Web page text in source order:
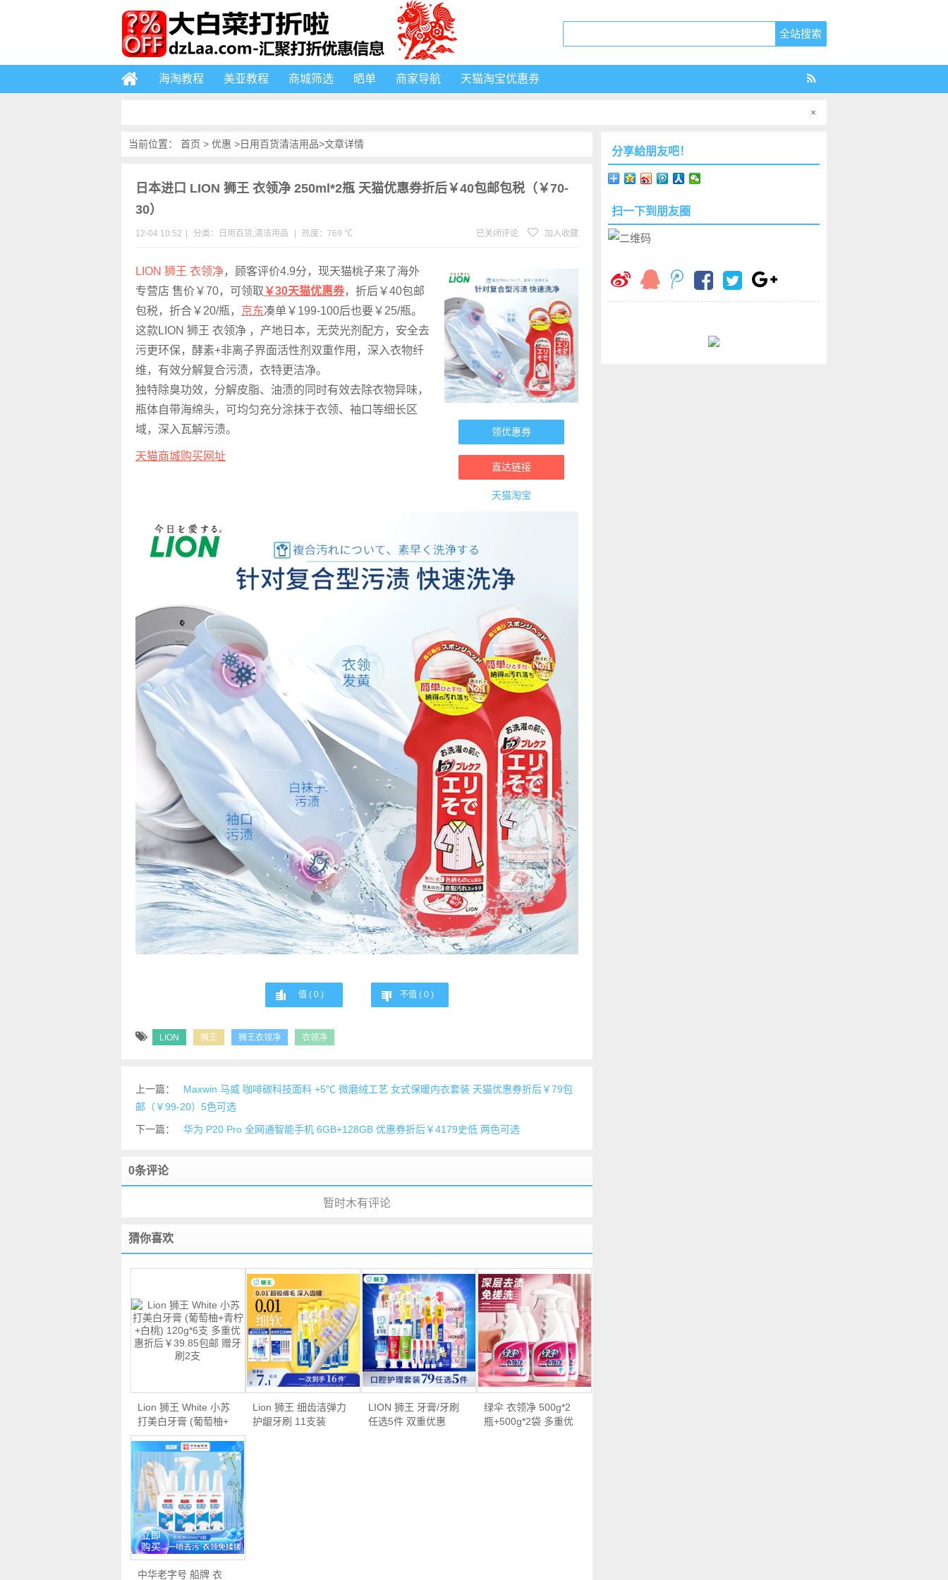
海淘教程 美亚教程 商城筛选 晒单 商家导航 天猫淘宝优惠券
×
当前位置： 首页 > 优惠 >日用百货清洁用品>文章详情
日本进口 LION 狮王 衣领净 250ml*2瓶 天猫优惠券折后￥40包邮包税（￥70-
30）
12-04 10:52 分类： 日用百货,清洁用品 热度：769 ℃ 已关闭评论 加入收藏
领优惠券
直达链接
天猫淘宝
LION 狮王 衣领净，顾客评价4.9分，现天猫桃子来了海外
专营店 售价￥70，可领取 ￥30天猫优惠券，折后￥40包邮
包税，折合￥20/瓶， 京东凑单￥199-100后也要￥25/瓶。
这款LION 狮王 衣领净 ，产地日本，无荧光剂配方，安全去
污更环保，酵素+非离子界面活性剂双重作用，深入衣物纤
维，有效分解复合污渍，衣特更洁净。
独特除臭功效，分解皮脂、油渍的同时有效去除衣物异味，
瓶体自带海绵头，可均匀充分涂抹于衣领、袖口等细长区
域，深入瓦解污渍。
天猫商城购买网址
值 ( 0 ) 不值 ( 0 )
LION 狮王 狮王衣领净 衣领净
上一篇：
Maxwin 马威 咖啡碳科技面料 +5℃ 微磨绒工艺 女式保暖内衣套装 天猫优惠券折后￥79包
邮（￥99-20）5色可选
下一篇：
华为 P20 Pro 全网通智能手机 6GB+128GB 优惠券折后￥4179史低 两色可选
0条评论
暂时木有评论
猜你喜欢
Lion 狮王 White 小苏
打美白牙膏 (葡萄柚+
…
Lion 狮王 细齿洁弹力
护龈牙刷 11支装
LION 狮王 牙膏/牙刷
任选5件 双重优惠
绿伞 衣领净 500g*2
瓶+500g*2袋 多重优
中华老字号 船牌 衣
分享給朋友吧！
扫一下到朋友圈